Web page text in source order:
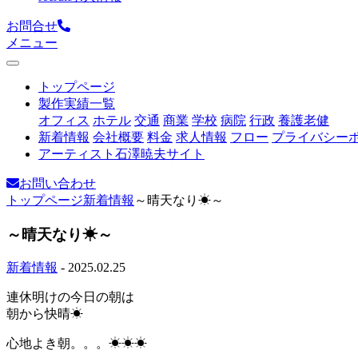
お問合せ
メニュー
トップページ
製作実績一覧
オフィス ホテル 交通 商業 学校 病院 行政 養護老健
新着情報 会社概要 料金 求人情報 フロー プライバシー
アーティスト石澤暁夫サイト
お問い合わせ
トップページ新着情報 ～晴天なり☀～
～晴天なり☀～
新着情報 - 2025.02.25
連休明けの今日の朝は
朝から快晴☀
心地よき朝。。。☀☀☀